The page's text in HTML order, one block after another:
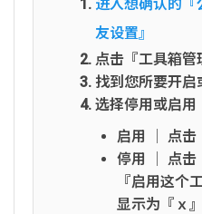
进入想确认的
友设置』
点击『工具箱管
找到您所要开启
选择停用或启用
启用 │ 点击
停用 │ 点击
『启用这个
显示为『ｘ